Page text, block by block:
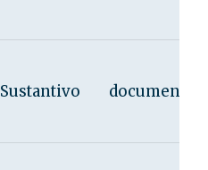
Sustantivo